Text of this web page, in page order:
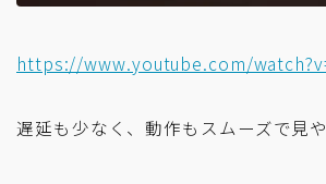
https://www.youtube.com/
遅延も少なく、動作もスムーズで見や